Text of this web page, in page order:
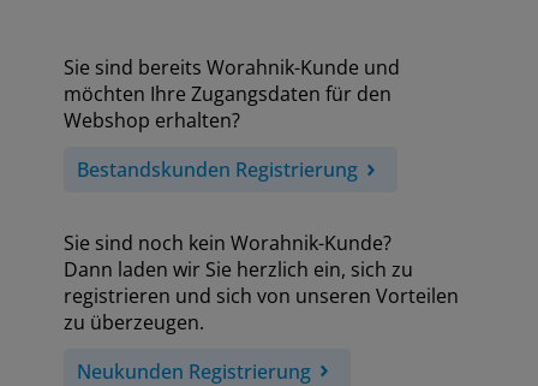
Sie sind bereits Worahnik-Kunde und
möchten Ihre Zugangsdaten für den
Webshop erhalten?
Bestandskunden Registrierung
Sie sind noch kein Worahnik-Kunde?
Dann laden wir Sie herzlich ein, sich zu
registrieren und sich von unseren Vorteilen
zu überzeugen.
Neukunden Registrierung